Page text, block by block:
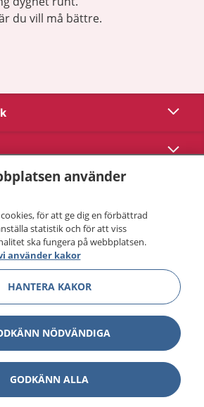
du vill må bättre.
Visa
Visa
en tjänst frånInera.
använder
för att ge dig en förbättrad
statistik och för att viss
ska fungera på webbplatsen.
använder kakor
HANTERA KAKOR
NÖDVÄNDIGA
GODKÄNN ALLA